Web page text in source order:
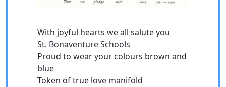
With joyful hearts we all salute you
St. Bonaventure Schools
Proud to wear your colours brown and
blue
Token of true love manifold